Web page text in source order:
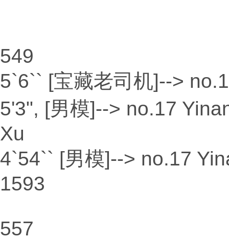
549
5`6`` [宝藏老司机]-->
5'3", [男模]--> no.17
Xu
4`54`` [男模]--> no.17
1593
557